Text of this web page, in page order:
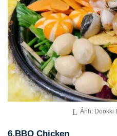
Ảnh: Dookki
6.BBQ Chicken